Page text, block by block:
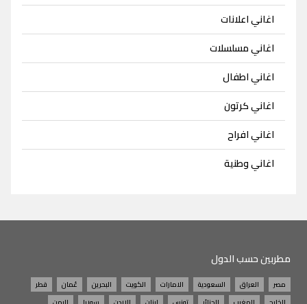
اغاني اعلانات
اغاني مسلسلات
اغاني اطفال
اغاني كرتون
اغاني افراح
اغاني وطنية
مطربين حسب الدول
مصر العراق السعودية الامارات الكويت البحرين عُمان
قطر